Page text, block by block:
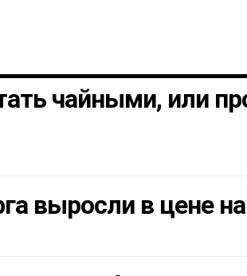
чайными, или
выросли в цене